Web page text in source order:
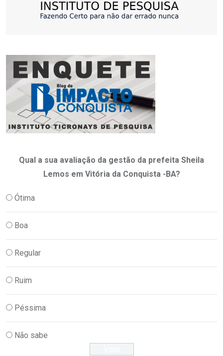
Qual a sua avaliação da gestão da prefeita Sheila
Lemos em Vitória da Conquista -BA?
Ótima
Boa
Regular
Ruim
Péssima
Não sabe